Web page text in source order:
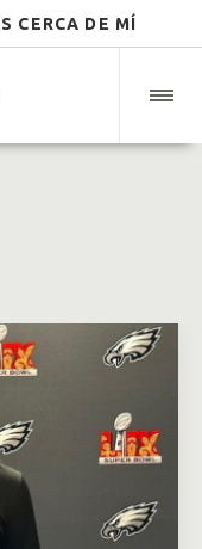
CERCA DE MÍ